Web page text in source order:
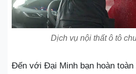
Dịch vụ nội thất ô tô
Đến với Đại Minh bạn hoàn